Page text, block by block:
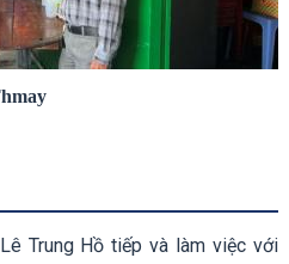
Trung Hồ tiếp và làm việc với